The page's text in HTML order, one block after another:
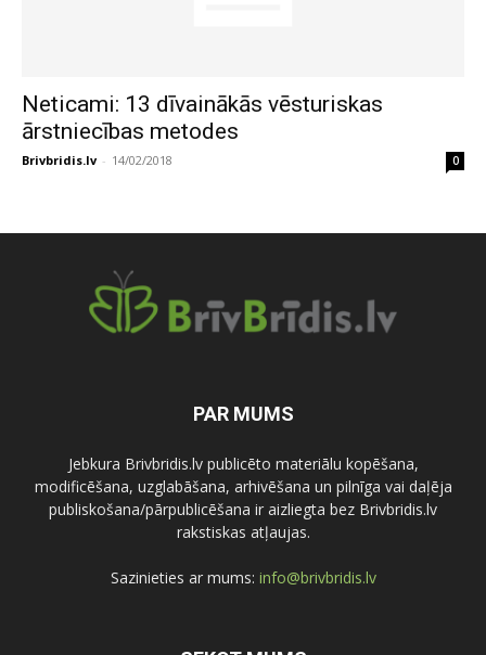
Neticami: 13 dīvainākās vēsturiskas
ārstniecības metodes
Brivbridis.lv - 14/02/2018 0
PAR MUMS
Jebkura Brivbridis.lv publicēto materiālu kopēšana,
modificēšana, uzglabāšana, arhivēšana un pilnīga vai daļēja
publiskošana/pārpublicēšana ir aizliegta bez Brivbridis.lv
rakstiskas atļaujas.
Sazinieties ar mums: info@brivbridis.lv